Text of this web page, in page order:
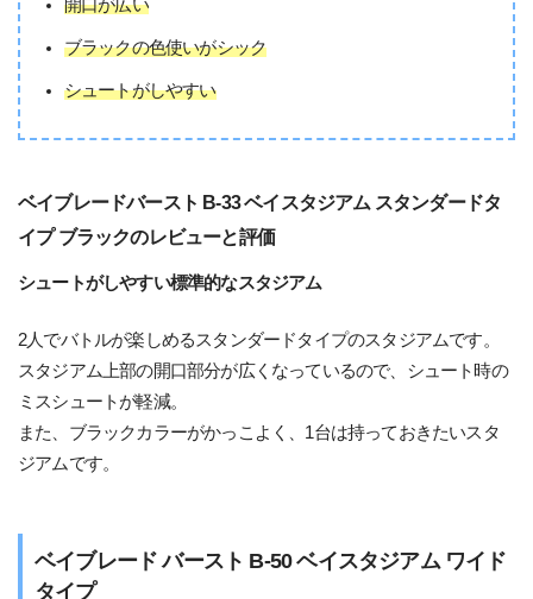
開口が広い
ブラックの色使いがシック
シュートがしやすい
ベイブレードバースト B-33 ベイスタジアム スタンダードタ
イプ ブラックのレビューと評価
シュートがしやすい標準的なスタジアム
2人でバトルが楽しめるスタンダードタイプのスタジアムです。
スタジアム上部の開口部分が広くなっているので、シュート時の
ミスシュートが軽減。
また、ブラックカラーがかっこよく、1台は持っておきたいスタ
ジアムです。
ベイブレード バースト B-50 ベイスタジアム ワイド
タイプ